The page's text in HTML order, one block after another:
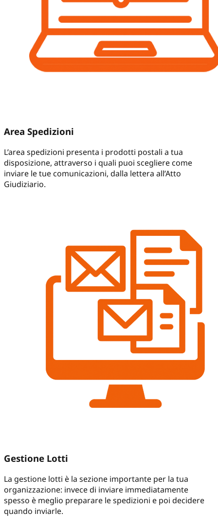
Area Spedizioni
L’area spedizioni presenta i prodotti postali a tua
disposizione, attraverso i quali puoi scegliere come
inviare le tue comunicazioni, dalla lettera all’Atto
Giudiziario.
Gestione Lotti
La gestione lotti è la sezione importante per la tua
organizzazione: invece di inviare immediatamente
spesso è meglio preparare le spedizioni e poi decidere
quando inviarle.